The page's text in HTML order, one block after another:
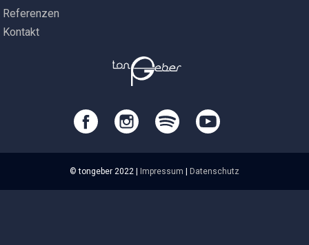
Referenzen
Kontakt
© tongeber 2022 | Impressum Datenschutz